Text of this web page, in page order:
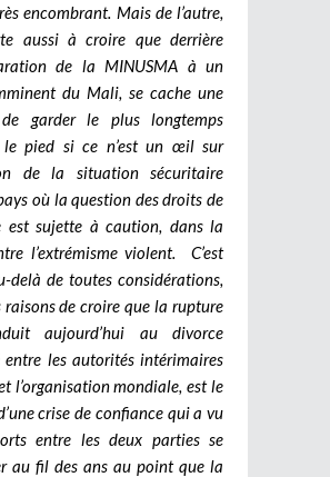
encombrant. Mais de l’autre,
aussi à croire que derrière
de la MINUSMA à un
du Mali, se cache une
garder le plus longtemps
le pied si ce n’est un œil sur
de la situation sécuritaire
où la question des droits de
est sujette à caution, dans la
l’extrémisme violent. C’est
delà de toutes considérations,
raisons de croire que la rupture
aujourd’hui au divorce
entre les autorités intérimaires
l’organisation mondiale, est le
crise de confiance qui a vu
entre les deux parties se
au fil des ans au point que la